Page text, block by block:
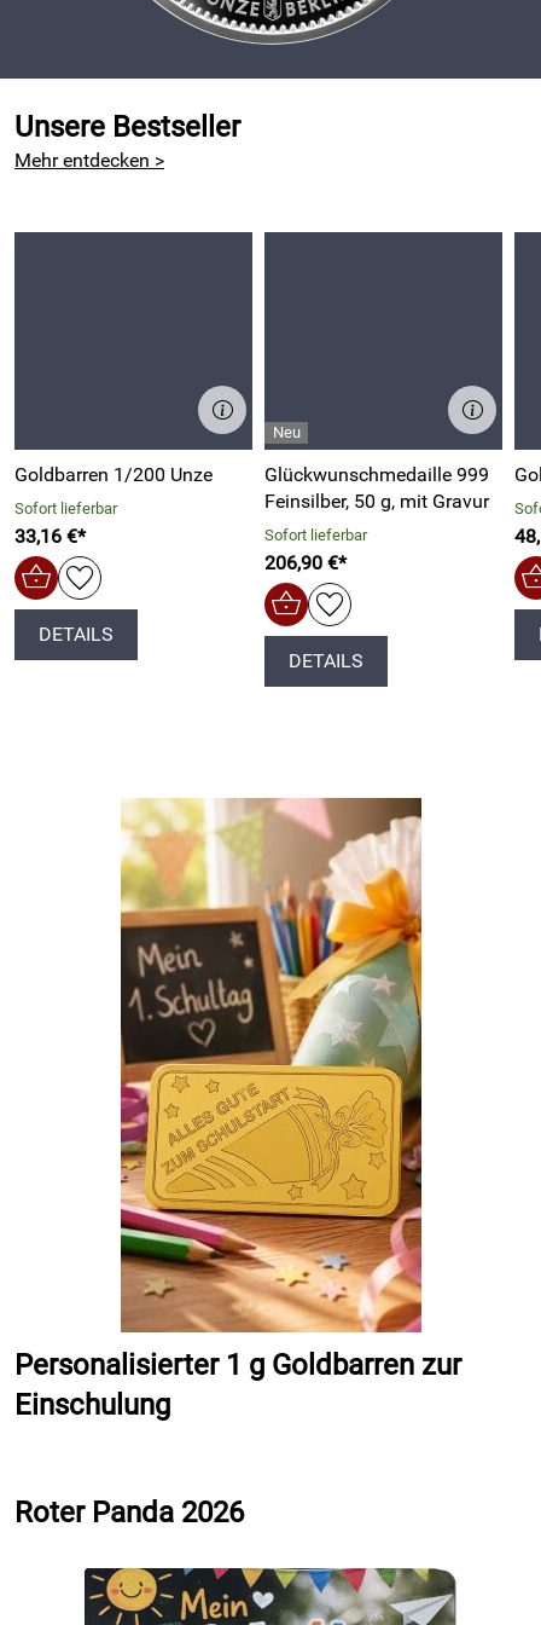
Unsere Bestseller
Mehr entdecken >
Goldbarren 1/200 Unze
Sofort lieferbar
33,16 €*
DETAILS
Glückwunschmedaille 999
Feinsilber, 50 g, mit Gravur
Sofort lieferbar
206,90 €*
DETAILS
Personalisierter 1 g Goldbarren zur
Einschulung
Roter Panda 2026